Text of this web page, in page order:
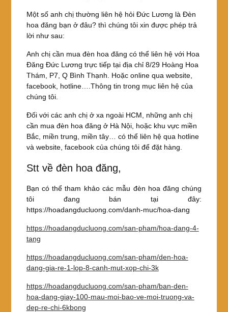
Một số anh chị thường liên hệ hỏi Đức Lương là Đèn
hoa đăng bạn ở đâu? thì chúng tôi xin được phép trả
lời như sau:
Anh chị cần mua đèn hoa đăng có thể liên hệ với Hoa
Đăng Đức Lương trực tiếp tại địa chỉ 8/29 Hoàng Hoa
Thám, P7, Q Bình Thạnh. Hoặc online qua website,
facebook, hotline….Thông tin trong mục liên hệ của
chúng tôi.
Đối với các anh chị ở xa ngoài HCM, những anh chị
cần mua đèn hoa đăng ở Hà Nội, hoặc khu vực miền
Bắc, miền trung, miền tây… có thể liên hệ qua hotline
và website, facebook của chúng tôi để đặt hàng.
Stt về đèn hoa đăng,
Bạn có thể tham khảo các mẫu đèn hoa đăng chúng
tôi đang bán tại đây:
https://hoadangducluong.com/danh-muc/hoa-dang
https://hoadangducluong.com/san-pham/hoa-dang-4-
tang
https://hoadangducluong.com/san-pham/den-hoa-
dang-gia-re-1-lop-8-canh-mut-xop-chi-3k
https://hoadangducluong.com/san-pham/ban-den-
hoa-dang-giay-100-mau-moi-bao-ve-moi-truong-va-
dep-re-chi-6kbong